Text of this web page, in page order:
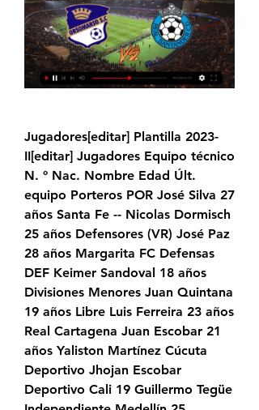
Jugadores[editar] Plantilla 2023-
II[editar] Jugadores Equipo técnico
N. º Nac. Nombre Edad Últ.
equipo Porteros POR José Silva 27
años Santa Fe -- Nicolas Dormisch
25 años Defensores (VR) José Paz
28 años Margarita FC Defensas
DEF Keimer Sandoval 18 años
Divisiones Menores Juan Quintana
19 años Libre Luis Ferreira 23 años
Real Cartagena Juan Escobar 21
años Yaliston Martínez Cúcuta
Deportivo Jhojan Escobar
Deportivo Cali 19 Guillermo Tegüe